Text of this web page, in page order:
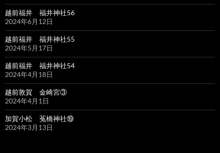
越前福井 福井神社56
2024年6月12日
越前福井 福井神社55
2024年5月17日
越前福井 福井神社54
2024年4月18日
越前敦賀 金崎宮③
2024年4月1日
加賀小松 菟橋神社⑲
2024年3月13日